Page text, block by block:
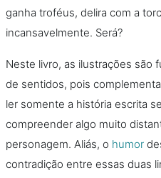
ganha troféus, delira com a
incansavelmente. Será?
Neste livro, as ilustrações são
de sentidos, pois
ler somente a história escrita
compreender algo muito
personagem. Aliás, o humor
contradição entre essas duas